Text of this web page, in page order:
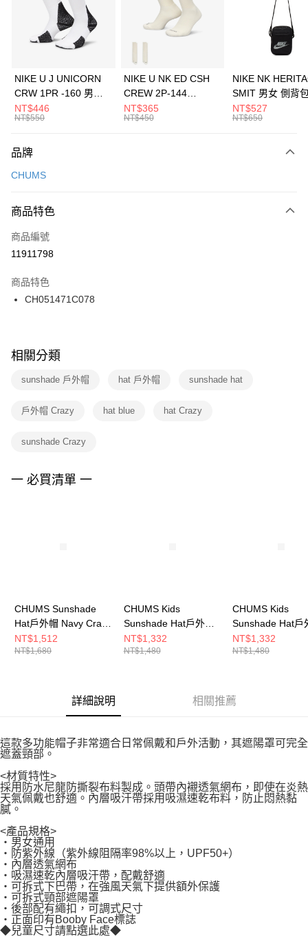
合作金庫商業銀行
第一商業銀行
華南商業銀行
彰化商業銀行
上海商業儲蓄銀行
元大商業銀行
台灣樂天信用卡公司
Apple Pay
全盈+PAY
AFTEE先享後付
【關於「AFTEE先享後付」】
便利好安心！
３．安心：先確認商品／服務後，再付款。
【「AFTEE先享後付」結帳流程】
１．於結帳方式選擇「AFTEE先享後付」後，將跳轉至「AFTEE先享後付」
２．訂單成立數日內，您將收到繳費通知簡訊。
３．收到繳費通知簡訊後14天內，點擊此簡訊中的連結，可透過四大超商／
ATM／網路銀行／等多元方式進行付款，方視為交易完成。
※ 交易是否成功請以「AFTEE先享後付 」之結帳頁面顯示為準，若有關於
是否繳費成功／繳費後需取消欲退款等相關疑問，請聯繫「AFTEE先享後付
客戶支援中心」https://netprotections.freshdesk.com/support/home
１．透過由恩沛科技股份有限公司提供之「AFTEE先享後付」服務完成之交
權轉讓予恩沛科技股份有限公司。
３．未成年的使用者請事先徵得法定代理人或監護人之同意方可使用
「AFTEE先享後付」，若未經同意申辦者引起之損失，本公司不負相關責
運送方式
每筆NT$100，滿NT$1,500(含以上)免運費
宅配
每筆NT$100，滿NT$1,500(含以上)免運費
付款後門市自取
每筆NT$100，滿NT$1,500(含以上)免運費
NIKE U J UNICORN
CRW 1PR -160 男女
中統襪 FZ3393100
NT$446
NT$550
NIKE U NK ED CSH
CREW 2P-144
EMBRDY 男女 短統襪
FZ3073133
NT$365
NT$450
NIKE NK
SMIT 男女 側背
BA5871010
NT$527
NT$650
品牌
CHUMS
商品特色
商品編號
11911798
商品特色
CH051471C078
相關分類
sunshade 戶外帽 hat 戶外帽 sunshade hat
戶外帽 Crazy hat blue hat Crazy
sunshade Crazy
一 必買清單 一
CHUMS Sunshade
Hat戶外帽 Navy Crazy
CH051471C075
NT$1,512
NT$1,680
CHUMS Kids
Sunshade Hat戶外帽
Blue Crazy
CH251075C078
NT$1,332
NT$1,480
CHUMS Kids
Sunshade Hat戶
Navy Crazy
CH251075C075
NT$1,332
NT$1,480
詳細說明 相關推薦
這款多功能帽子非常適合日常佩戴和戶外活動，其遮陽罩可完全
遮蓋頸部。
<材質特性>
採用防水尼龍防撕裂布料製成。頭帶內襯透氣網布，即使在炎熱
天氣佩戴也舒適。內層吸汗帶採用吸濕速乾布料，防止悶熱黏
膩。
<產品規格>
・男女通用
・防紫外線（紫外線阻隔率98%以上，UPF50+）
・內層透氣網布
・吸濕速乾內層吸汗帶，配戴舒適
・可拆式下巴帶，在強風天氣下提供額外保護
・可拆式頸部遮陽罩
・後部配有繩扣，可調式尺寸
・正面印有Booby Face標誌
◆兒童尺寸請點選此處◆